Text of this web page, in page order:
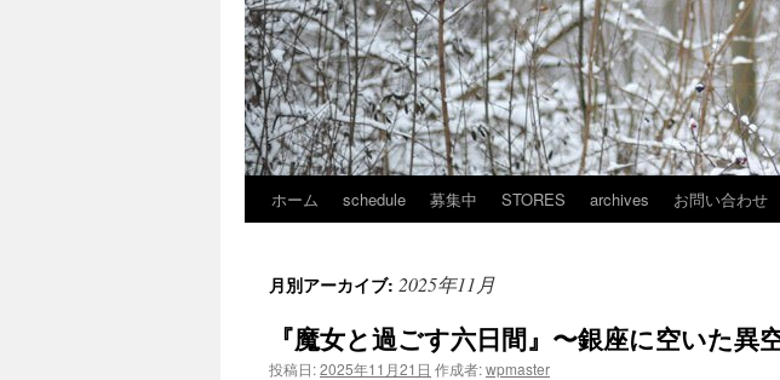
テ
ホーム schedule 募集中 STORES archives お問い合わせ
月別アーカイブ: 2025年11月
『魔女と過ごす六日間』〜銀座に空いた異
投稿日:2025年11月21日 作成者:wpmaster